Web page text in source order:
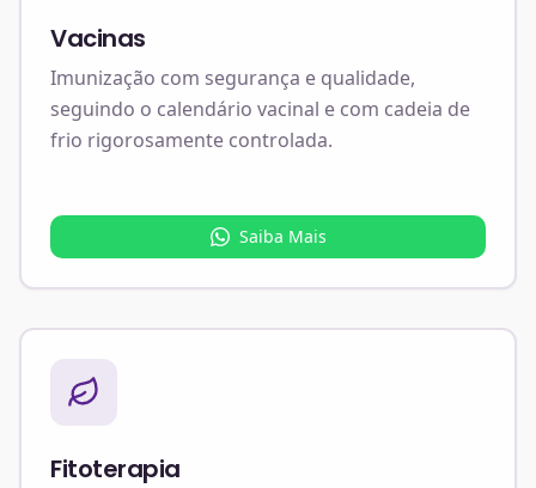
Vacinas
Imunização com segurança e qualidade,
seguindo o calendário vacinal e com cadeia de
frio rigorosamente controlada.
Saiba Mais
Fitoterapia